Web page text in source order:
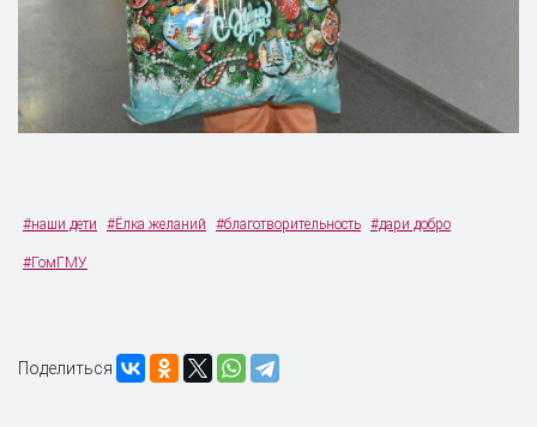
#наши дети #Ёлка желаний #благотворительность #дари добро
#ГомГМУ
Поделиться